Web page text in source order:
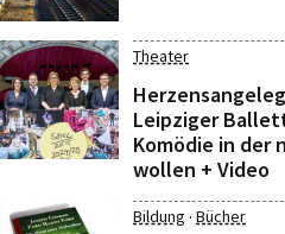
Theater
Leipziger
Komödie in der
wollen + Video
Bildung · Bücher